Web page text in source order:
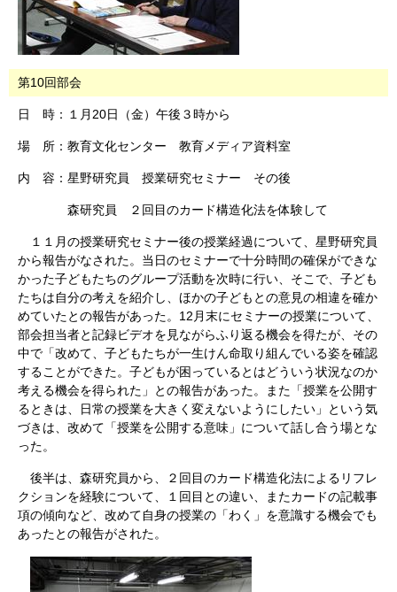
第10回部会
日 時：１月20日（金）午後３時から
場 所：教育文化センター 教育メディア資料室
内 容：星野研究員 授業研究セミナー その後
森研究員 ２回目のカード構造化法を体験して
１１月の授業研究セミナー後の授業経過について、星野研究員
から報告がなされた。当日のセミナーで十分時間の確保ができな
かった子どもたちのグループ活動を次時に行い、そこで、子ども
たちは自分の考えを紹介し、ほかの子どもとの意見の相違を確か
めていたとの報告があった。12月末にセミナーの授業について、
部会担当者と記録ビデオを見ながらふり返る機会を得たが、その
中で「改めて、子どもたちが一生けん命取り組んでいる姿を確認
することができた。子どもが困っているとはどういう状況なのか
考える機会を得られた」との報告があった。また「授業を公開す
るときは、日常の授業を大きく変えないようにしたい」という気
づきは、改めて「授業を公開する意味」について話し合う場とな
った。
後半は、森研究員から、２回目のカード構造化法によるリフレ
クションを経験について、１回目との違い、またカードの記載事
項の傾向など、改めて自身の授業の「わく」を意識する機会でも
あったとの報告がされた。